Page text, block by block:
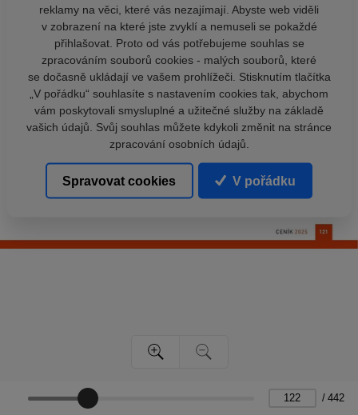
/ 442
reklamy na věci, které vás nezajímají. Abyste web viděli
v zobrazení na které jste zvyklí a nemuseli se pokaždé
přihlašovat. Proto od vás potřebujeme souhlas se
zpracováním souborů cookies - malých souborů, které
se dočasně ukládají ve vašem prohlížeči. Stisknutím tlačítka
„V pořádku“ souhlasíte s nastavením cookies tak, abychom
vám poskytovali smysluplné a užitečné služby na základě
vašich údajů. Svůj souhlas můžete kdykoli změnit na stránce
zpracování osobních údajů.
Spravovat cookies V pořádku